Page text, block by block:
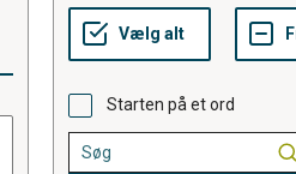
Starten på et ord